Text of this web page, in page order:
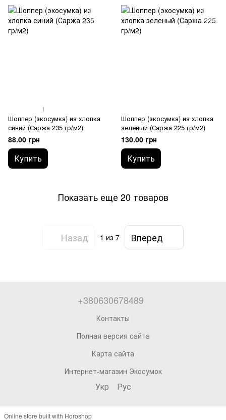
1
Шоппер (экосумка) из хлопка
синий (Саржа 235 гр/м2)
88.00 грн
Купить
Шоппер (экосумка) из хлопка
зеленый (Саржа 225 гр/м2)
130.00 грн
Купить
Показать еще 20 товаров
Назад 1 из 7 Вперед
+380630678489
Контакты
Полная версия сайта
Карта сайта
Интернет-магазин Экосумок
Укр Рус
Online store built with Horoshop